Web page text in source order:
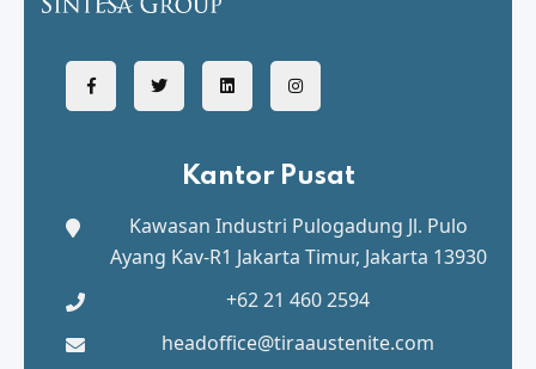
Kantor Pusat
Kawasan Industri Pulogadung Jl. Pulo
Ayang Kav-R1 Jakarta Timur, Jakarta 13930
+62 21 460 2594
headoffice@tiraaustenite.com